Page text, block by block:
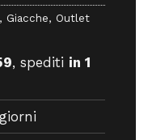
Giacche, Outlet
, spediti in 1